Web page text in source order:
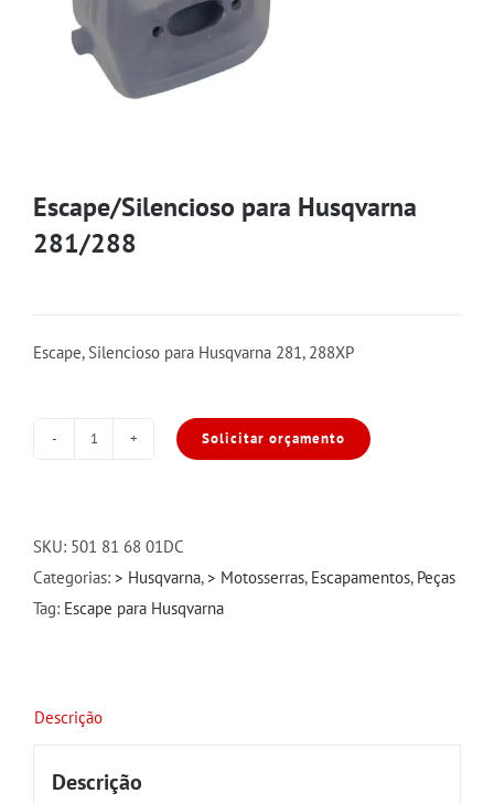
Escape/Silencioso para Husqvarna
281/288
Escape, Silencioso para Husqvarna 281, 288XP
Escape/Silencioso
281/288
quantidade
Solicitar orçamento
SKU: 501 81 68 01DC
Categorias: > Husqvarna,> Motosserras, Escapamentos, Peças
Tag: Escape para Husqvarna
Descrição
Descrição